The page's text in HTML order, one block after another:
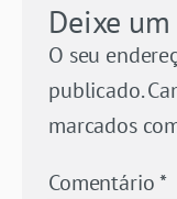
Deixe
O seu
publicado.
marcados
Comentário*